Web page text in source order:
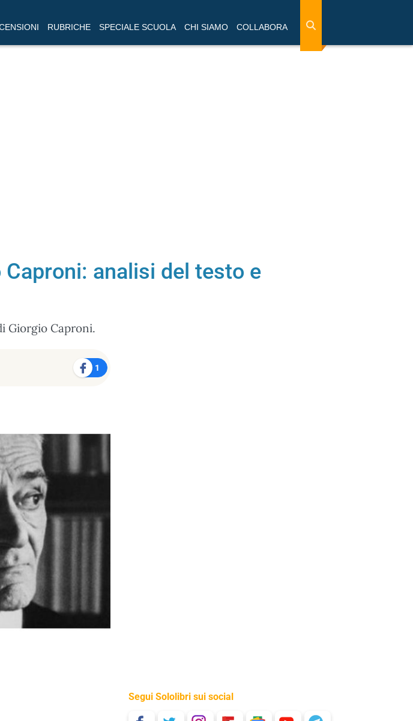
RUBRICHE SPECIALE SCUOLA CHI SIAMO COLLABORA
analisi del testo e
Giorgio Caproni.
1
Segui Sololibri sui social